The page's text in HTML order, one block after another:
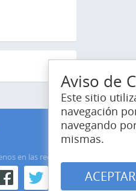
en las redes sociales
Aviso de
Este sitio
navegación
navegando
mismas.
ACEPTAR